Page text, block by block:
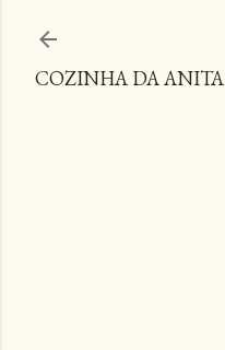
COZINHA DA ANITA